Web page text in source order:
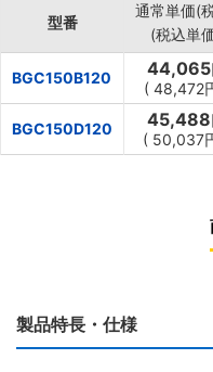
型番
通常単価(
(税込単
BGC150B120 44,065
( 48,472
BGC150D120 45,488
( 50,037
製品特長・仕様